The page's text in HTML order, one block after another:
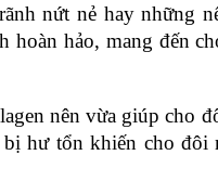
nứt nẻ hay những
hoàn hảo, mang đến
nên vừa giúp cho
hư tổn khiến cho đôi